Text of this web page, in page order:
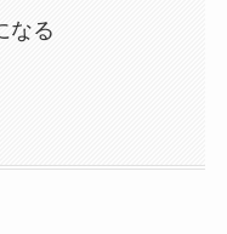
なる